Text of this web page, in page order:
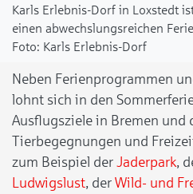
Karls Erlebnis-Dorf in Loxstedt
einen abwechslungsreichen
Karls Erlebnis-Dorf
Neben Ferienprogrammen
lohnt sich in den
Ausflugsziele in Bremen und
Tierbegegnungen und
zum Beispiel der Jaderpark,
Ludwigslust, der Wild- und